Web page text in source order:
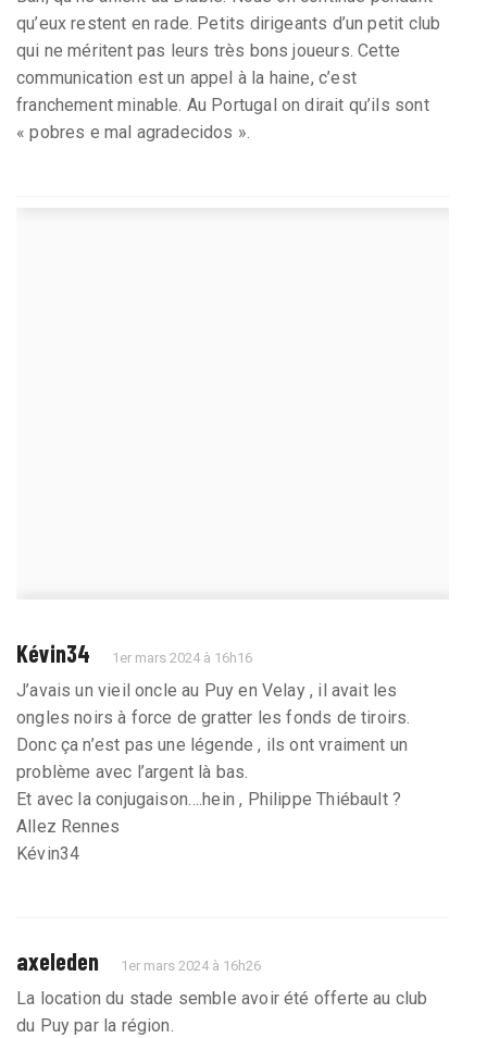
qu’eux restent en rade. Petits dirigeants d’un petit club
qui ne méritent pas leurs très bons joueurs. Cette
communication est un appel à la haine, c’est
franchement minable. Au Portugal on dirait qu’ils sont
« pobres e mal agradecidos ».
Kévin34 1er mars 2024 à 16h16
J’avais un vieil oncle au Puy en Velay , il avait les
ongles noirs à force de gratter les fonds de tiroirs.
Donc ça n’est pas une légende , ils ont vraiment un
problème avec l’argent là bas.
Et avec la conjugaison….hein , Philippe Thiébault ?
Allez Rennes
Kévin34
axeleden 1er mars 2024 à 16h26
La location du stade semble avoir été offerte au club
du Puy par la région.